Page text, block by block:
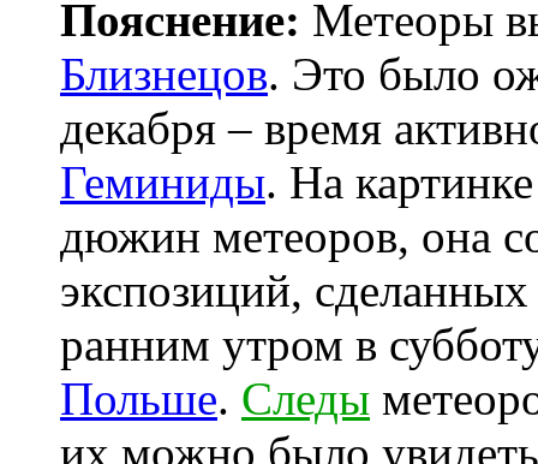
Пояснение: Метеоры
Близнецов. Это было
декабря – время
Геминиды. На
дюжин метеоров, она
экспозиций,
ранним утром в
Польше. Следы
их можно было